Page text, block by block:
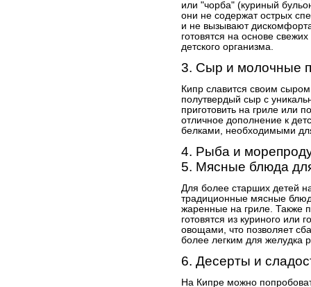
или "чорба" (куриный
они не содержат острых
и не вызывают
готовятся на основе
детского организма.
3. Сыр и молочные
Кипр славится своим
полутвердый сыр с
приготовить на гриле или
отличное дополнение к
белками, необходимыми
4. Рыба и
5. Мясные блюда
Для более старших детей
традиционные мясные
жаренные на гриле. Также
готовятся из куриного или
овощами, что позволяет
более легким для желудка
6. Десерты и
На Кипре можно